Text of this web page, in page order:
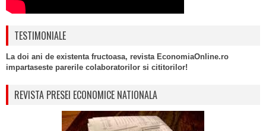
TESTIMONIALE
La doi ani de existenta fructoasa, revista EconomiaOnline.ro
impartaseste parerile colaboratorilor si cititorilor!
REVISTA PRESEI ECONOMICE NATIONALA